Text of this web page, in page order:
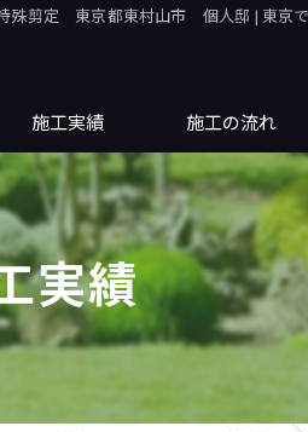
殊剪定 東京都東村山市 個人邸 | 東京
施工実績 施工の流れ
実績